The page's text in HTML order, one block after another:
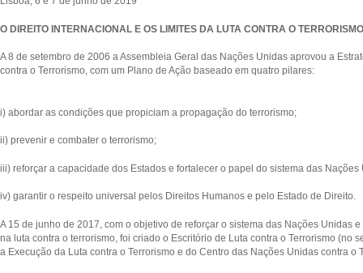
O DIREITO INTERNACIONAL E OS LIMITES DA LUTA CONTRA O TERRORISMO
A 8 de setembro de 2006 a Assembleia Geral das Nações Unidas aprovou a
contra o Terrorismo , com um Plano de Ação baseado em quatro pilares:
i) abordar as condições que propiciam a propagação do terrorismo;
ii) prevenir e combater o terrorismo;
iii) reforçar a capacidade dos Estados e fortalecer o papel do sistema das Nações
iv) garantir o respeito universal pelos Direitos Humanos e pelo Estado de Direito.
A 15 de junho de 2017, com o objetivo de reforçar o sistema das Nações Unidas
na luta contra o terrorismo, foi criado o Escritório de Luta contra o Terrorismo (no
a Execução da Luta contra o Terrorismo e do Centro das Nações Unidas contra o